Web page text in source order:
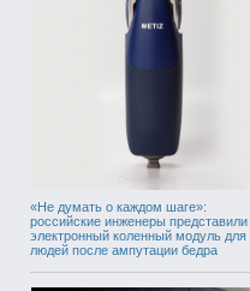
«Не думать о каждом шаге»:
российские инженеры представили
электронный коленный модуль для
людей после ампутации бедра